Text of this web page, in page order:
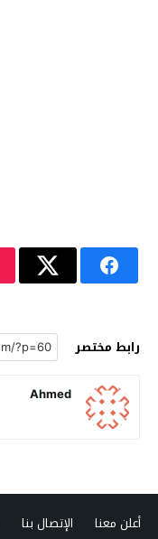
رابط مختصر
Ahmed
أعلن معنا الإتصال بنا